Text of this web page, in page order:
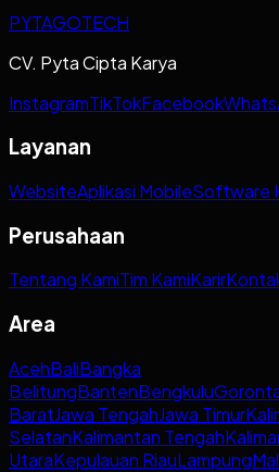
PYTAGOTECH
CV. Pyta Cipta Karya
InstagramTikTokFacebook
Layanan
WebsiteAplikasi MobileSoftware
Perusahaan
Tentang KamiTim KamiKarir
Area
AcehBaliBangka
BelitungBantenBengkulu
BaratJawa TengahJawa Timur
SelatanKalimantan Tengah
UtaraKepulauan RiauLampung